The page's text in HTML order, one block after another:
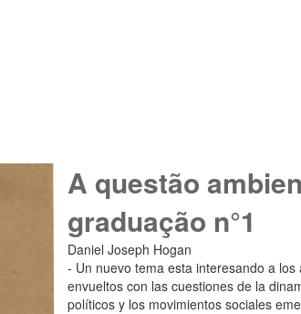
A questão
graduação n°1
Daniel Joseph Hogan
- Un nuevo tema esta interesando a
envueltos con las cuestiones de la
políticos y los movimientos sociales